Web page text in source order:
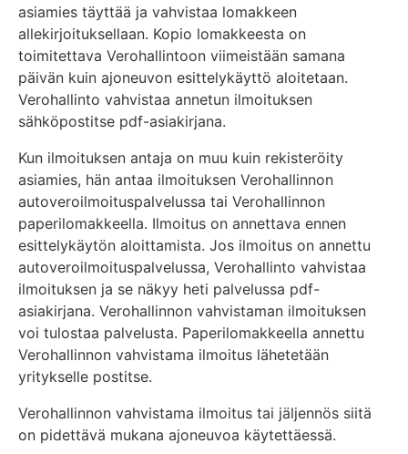
asiamies täyttää ja vahvistaa lomakkeen
allekirjoituksellaan. Kopio lomakkeesta on
toimitettava Verohallintoon viimeistään samana
päivän kuin ajoneuvon esittelykäyttö aloitetaan.
Verohallinto vahvistaa annetun ilmoituksen
sähköpostitse pdf-asiakirjana.
Kun ilmoituksen antaja on muu kuin rekisteröity
asiamies, hän antaa ilmoituksen Verohallinnon
autoveroilmoituspalvelussa tai Verohallinnon
paperilomakkeella. Ilmoitus on annettava ennen
esittelykäytön aloittamista. Jos ilmoitus on annettu
autoveroilmoituspalvelussa, Verohallinto vahvistaa
ilmoituksen ja se näkyy heti palvelussa pdf-
asiakirjana. Verohallinnon vahvistaman ilmoituksen
voi tulostaa palvelusta. Paperilomakkeella annettu
Verohallinnon vahvistama ilmoitus lähetetään
yritykselle postitse.
Verohallinnon vahvistama ilmoitus tai jäljennös siitä
on pidettävä mukana ajoneuvoa käytettäessä.